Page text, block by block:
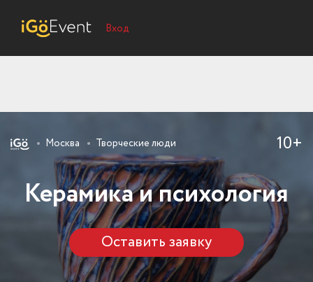
Вход
Москва Творческие люди 10+
Керамика и психология
Оставить заявку